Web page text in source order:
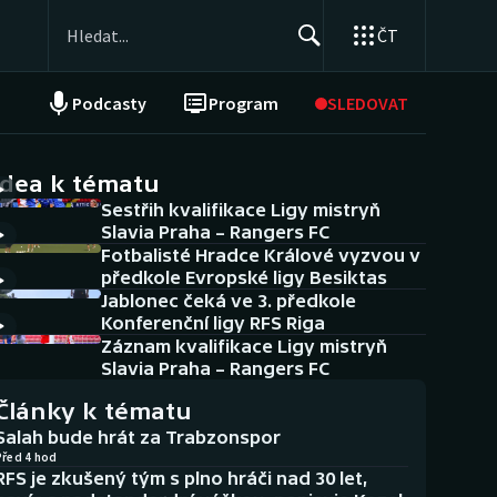
ČT
Podcasty Program SLEDOVAT
NEPŘEHLÉDNĚTE
Historické návraty
Aplikace ČT sport
AZ kvíz
k tématu
Sestřih kvalifikace Ligy mistryň
Slavia Praha – Rangers FC
Fotbalisté Hradce Králové vyzvou v
předkole Evropské ligy Besiktas
Jablonec čeká ve 3. předkole
Konferenční ligy RFS Riga
Záznam kvalifikace Ligy mistryň
Slavia Praha – Rangers FC
k tématu
bude hrát za Trabzonspor
4 hod
je zkušený tým s plno hráči nad 30 let,